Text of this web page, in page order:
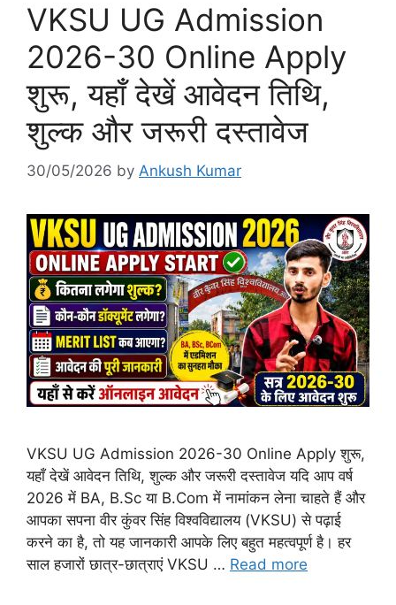
VKSU UG Admission
2026-30 Online Apply
शुरू, यहाँ देखें आवेदन तिथि,
शुल्क और जरूरी दस्तावेज
30/05/2026 by Ankush Kumar
VKSU UG Admission 2026-30 Online Apply शुरू,
यहाँ देखें आवेदन तिथि, शुल्क और जरूरी दस्तावेज यदि आप वर्ष
2026 में BA, B.Sc या B.Com में नामांकन लेना चाहते हैं और
आपका सपना वीर कुंवर सिंह विश्वविद्यालय (VKSU) से पढ़ाई
करने का है, तो यह जानकारी आपके लिए बहुत महत्वपूर्ण है। हर
साल हजारों छात्र-छात्राएं VKSU … Read more